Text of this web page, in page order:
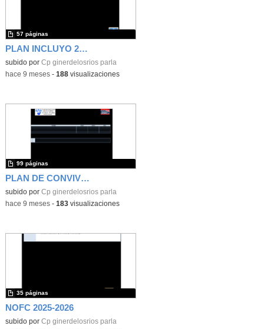
PLAN INCLUYO 2025-2026
subido por Cp ginerdelosrios parla
57 páginas
-hace 9 meses- 188visualizaciones
PLAN DE CONVIVENCIA
subido por Cp ginerdelosrios parla
99 páginas
-hace 9 meses- 183visualizaciones
NOFC 2025-2026
subido por Cp ginerdelosrios parla
35 páginas